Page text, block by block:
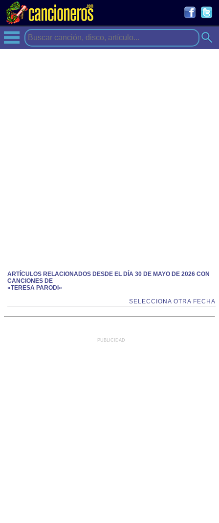
ARTÍCULOS RELACIONADOS DESDE EL DÍA 30 DE MAYO DE 2026 CON
CANCIONES DE
«TERESA PARODI»
SELECCIONA OTRA FECHA
PUBLICIDAD